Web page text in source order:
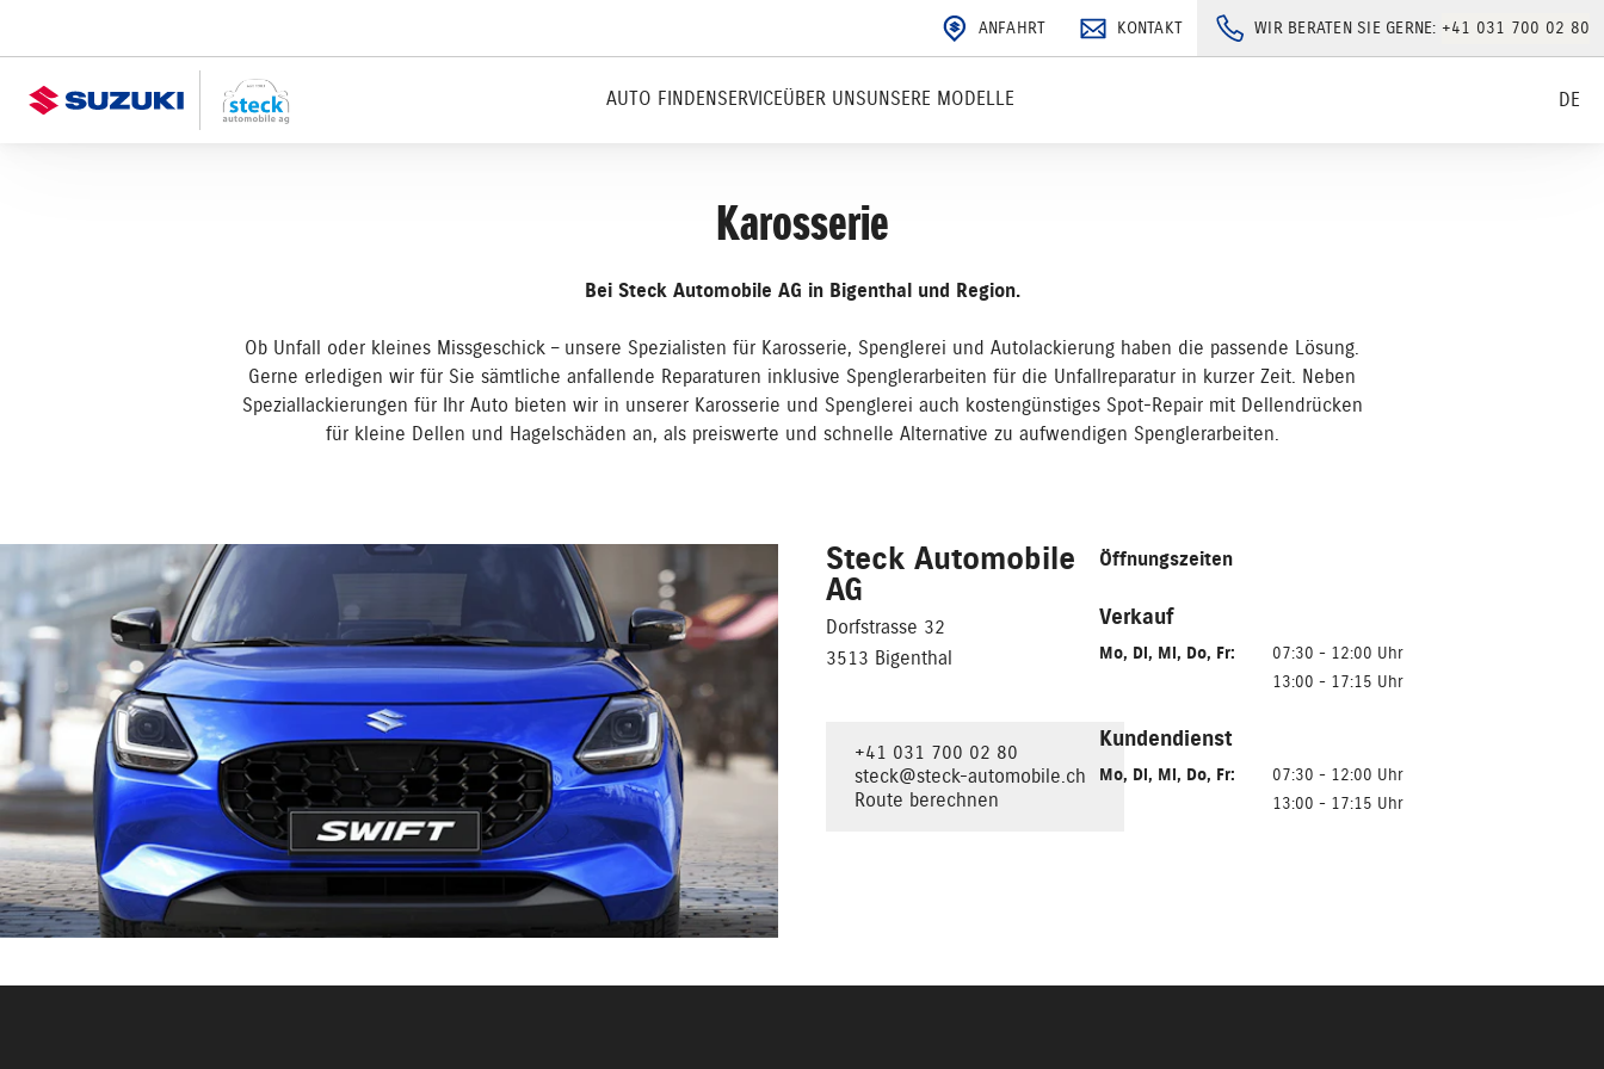
ANFAHRT KONTAKT WIR BERATEN SIE GERNE: +41 031 700 02 80
AUTO FINDENSERVICEÜBER UNSUNSERE MODELLE DE
Karosserie
Bei Steck Automobile AG in Bigenthal und Region.
Ob Unfall oder kleines Missgeschick – unsere Spezialisten für Karosserie, Spenglerei und Autolackierung haben die passende Lösung.
Gerne erledigen wir für Sie sämtliche anfallende Reparaturen inklusive Spenglerarbeiten für die Unfallreparatur in kurzer Zeit. Neben
Speziallackierungen für Ihr Auto bieten wir in unserer Karosserie und Spenglerei auch kostengünstiges Spot-Repair mit Dellendrücken
für kleine Dellen und Hagelschäden an, als preiswerte und schnelle Alternative zu aufwendigen Spenglerarbeiten.
Steck Automobile
AG
Dorfstrasse 32
3513 Bigenthal
+41 031 700 02 80
steck@steck-automobile.ch
Route berechnen
Öffnungszeiten
Verkauf
Mo, Di, Mi, Do, Fr:
07:30 - 12:00 Uhr
13:00 - 17:15 Uhr
Kundendienst
Mo, Di, Mi, Do, Fr:
07:30 - 12:00 Uhr
13:00 - 17:15 Uhr